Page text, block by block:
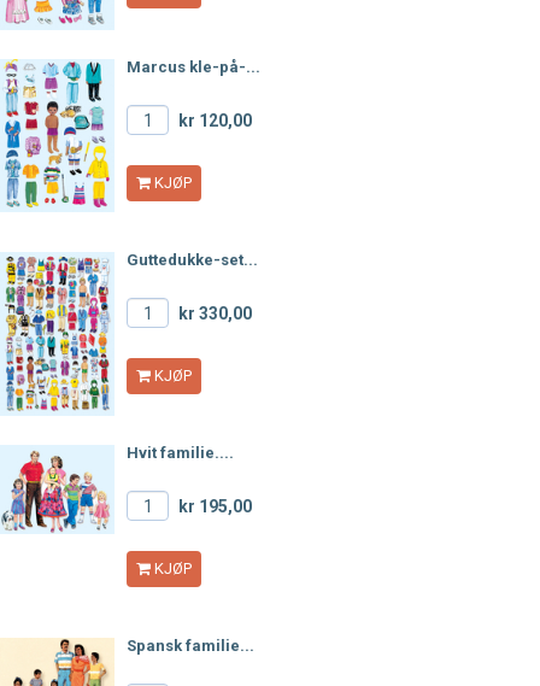
Marcus kle-på-...
kr 120,00
KJØP
Guttedukke-set...
kr 330,00
KJØP
Hvit familie....
kr 195,00
KJØP
Spansk familie...